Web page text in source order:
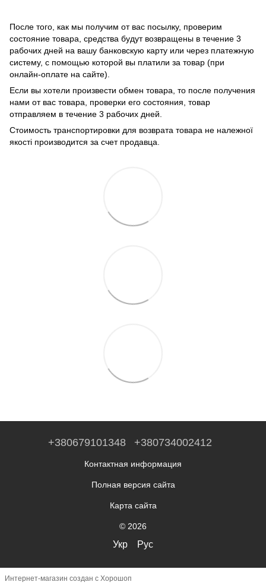
После того, как мы получим от вас посылку, проверим
состояние товара, средства будут возвращены в течение 3
рабочих дней на вашу банковскую карту или через платежную
систему, с помощью которой вы платили за товар (при
онлайн-оплате на сайте).
Если вы хотели произвести обмен товара, то после получения
нами от вас товара, проверки его состояния, товар
отправляем в течение 3 рабочих дней.
Стоимость транспортировки для возврата товара не належної
якості производится за счет продавца.
+380679101348 +380734002412
Контактная информация
Полная версия сайта
Карта сайта
© 2026
Укр Рус
Интернет-магазин создан с Хорошоп